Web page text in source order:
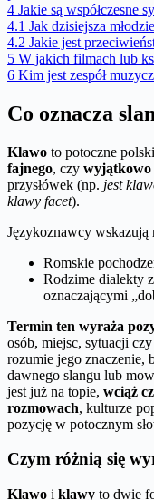
4 Jakie są współczesne
4.1 Jak dzisiejsza
4.2 Jakie jest
5 W jakich filmach lub
6 Kim jest zespół
Co oznacza
Klawo to potoczne
fajnego, czy wyjątkowo
przysłówek (np. jest
klawy facet).
Językoznawcy wskazują
Romskie
Rodzime dialekty
oznaczającymi
Termin ten wyraża
osób, miejsc, sytuacji
rozumie jego znaczenie,
dawnego slangu lub
jest już na topie, wciąż
rozmowach, kulturze
pozycję w potocznym
Czym różnią się
Klawo i klawy to dwie